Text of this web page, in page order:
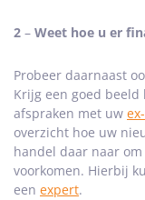
2 – Weet hoe u er
Probeer daarnaast
Krijg een goed
afspraken met uw
overzicht hoe uw
handel daar naar
voorkomen. Hierbij
een expert.